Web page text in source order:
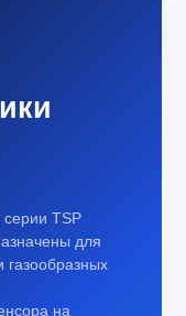
серии TSP
для
газообразных
на